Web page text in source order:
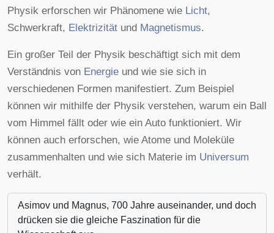
Physik erforschen wir Phänomene wie Licht,
Schwerkraft, Elektrizität und Magnetismus.
Ein großer Teil der Physik beschäftigt sich mit dem
Verständnis von Energie und wie sie sich in
verschiedenen Formen manifestiert. Zum Beispiel
können wir mithilfe der Physik verstehen, warum ein Ball
vom Himmel fällt oder wie ein Auto funktioniert. Wir
können auch erforschen, wie Atome und Moleküle
zusammenhalten und wie sich Materie im Universum
verhält.
Asimov und Magnus, 700 Jahre auseinander, und doch
drücken sie die gleiche Faszination für die